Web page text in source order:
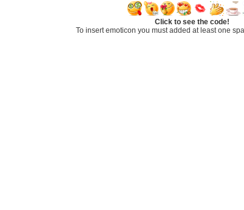
Click to see the code!
To insert emoticon you must added at least one